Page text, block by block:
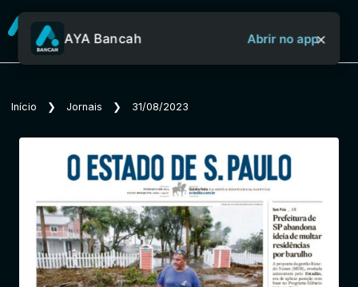
Sobre o Aya Bancah
Início
Revistas
Jornais
AYA Bancah Abrir no app×
Início ❯ Jornais ❯ 31/08/2023